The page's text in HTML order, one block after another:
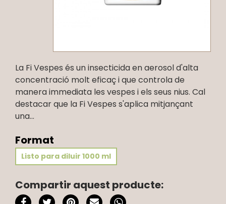
La Fi Vespes és un insecticida en aerosol d'alta
concentració molt eficaç i que controla de
manera immediata les vespes i els seus nius. Cal
destacar que la Fi Vespes s'aplica mitjançant
una...
Format
Listo para diluir 1000 ml
Compartir aquest producte: